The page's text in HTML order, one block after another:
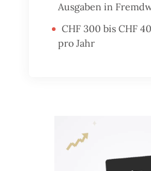
Ausgaben in
CHF 300 bis CHF
pro Jahr